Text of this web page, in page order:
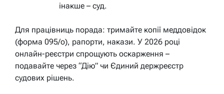
інакше – суд.
Для працівниць порада: тримайте копії меддовідок
(форма 095/о), рапорти, накази. У 2026 році
онлайн-реєстри спрощують оскарження –
подавайте через “Дію” чи Єдиний держреєстр
судових рішень.